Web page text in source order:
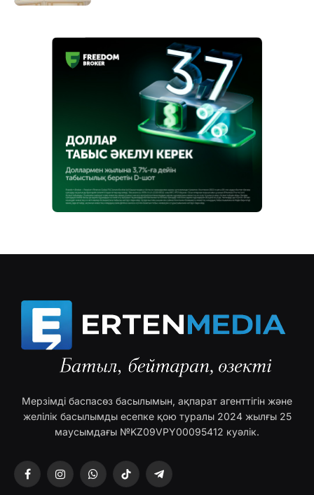
Мерзімді баспасөз басылымын, ақпарат агенттігін және
желілік басылымды есепке қою туралы 2024 жылғы 25
маусымдағы №KZ09VPY00095412 куәлік.
FacebookInstagramWhatsAppTikTok Telegram